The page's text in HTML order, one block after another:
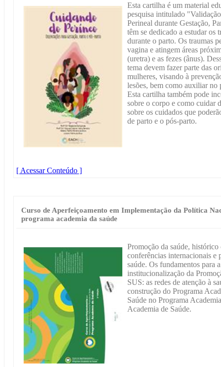
Esta cartilha é um material
pesquisa intitulado
Perineal durante Gestação,
têm se dedicado a estudar os
durante o parto. Os traumas
vagina e atingem áreas
(uretra) e as fezes (ânus).
tema devem fazer parte das
mulheres, visando à
lesões, bem como auxiliar no
Esta cartilha também pode
sobre o corpo e como cuidar
sobre os cuidados que
de parto e o pós-parto.
[ Acessar Conteúdo ]
Curso de Aperfeiçoamento em Implementação da Política
programa academia da saúde
Promoção da saúde,
conferências internacionais e
saúde. Os fundamentos para
institucionalização da
SUS: as redes de atenção à
construção do Programa
Saúde no Programa
Academia de Saúde.